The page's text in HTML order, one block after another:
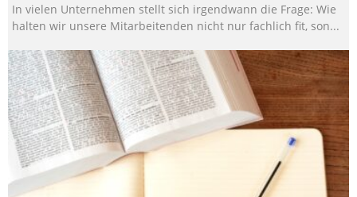
In vielen Unternehmen stellt sich irgendwann die Frage: Wie
halten wir unsere Mitarbeitenden nicht nur fachlich fit, son...